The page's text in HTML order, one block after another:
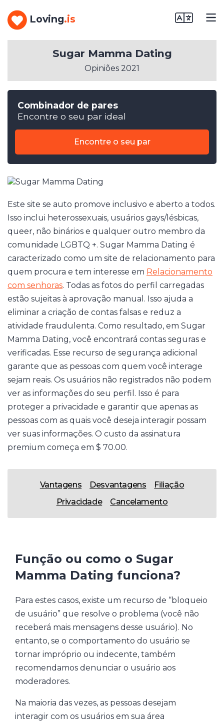
Loving.is
Combinador de pares
Encontre o seu par ideal
Encontre o seu par
Sugar Mamma Dating
Opiniões 2021
Este site se auto promove inclusivo e aberto a todos.
Isso inclui heterossexuais, usuários gays/lésbicas,
queer, não binários e qualquer outro membro da
comunidade LGBTQ +. Sugar Mamma Dating é
caracterizado como um site de relacionamento para
quem procura e tem interesse em Relacionamento
com senhoras. Todas as fotos do perfil carregadas
estão sujeitas à aprovação manual. Isso ajuda a
eliminar a criação de contas falsas e reduz a
atividade fraudulenta. Como resultado, em Sugar
Mamma Dating, você encontrará contas seguras e
verificadas. Esse recurso de segurança adicional
garante que as pessoas com quem você interage
sejam reais. Os usuários não registrados não podem
ver as informações do seu perfil. Isso é para
proteger a privacidade e garantir que apenas as
pessoas com as quais você deseja interagir possam
ver suas informações. O custo da assinatura
premium começa em $ 70.00.
Vantagens Desvantagens
Filiação
Privacidade
Cancelamento
Função ou como o Sugar
Mamma Dating funciona?
Para estes casos, existe um recurso de “bloqueio
de usuário” que resolve o problema (você não
receberá mais mensagens desse usuário). No
entanto, se o comportamento do usuário se
tornar impróprio ou indecente, também
recomendamos denunciar o usuário aos
moderadores.
Na maioria das vezes, as pessoas desejam
interagir com os usuários em sua área